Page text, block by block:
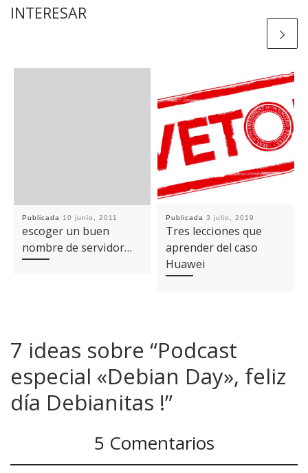
INTERESAR
Publicada 10 junio, 2011
escoger un buen
nombre de servidor…
Publicada 3 julio, 2019
Tres lecciones que
aprender del caso
Huawei
7 ideas sobre “Podcast
especial «Debian Day», feliz
día Debianitas !”
5 Comentarios